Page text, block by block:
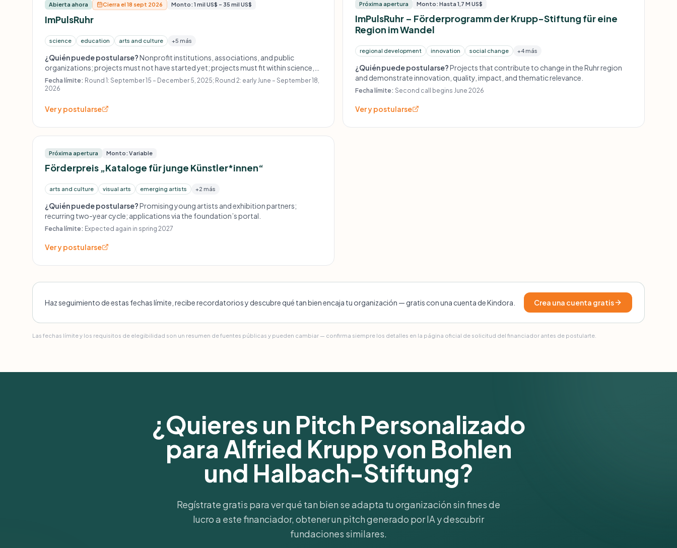
Abierta ahora Cierra el 18 sept 2026 Monto: 1 mil US$ – 35 mil US$
ImPulsRuhr
science education arts and culture +5 más
¿Quién puede postularse?Nonprofit institutions, associations, and public
organizations; projects must not have started yet; projects must fit within science,
education, arts and culture, health, or sports; institutions new to the foundation are
encouraged; joint projects by two or more institutions are allowed.
Fecha límite: Round 1: September 15 – December 5, 2025; Round 2: early June – September 18,
2026
Ver y postularse
Próxima apertura Monto: Hasta 1,7 M US$
ImPulsRuhr – Förderprogramm der Krupp-Stiftung für eine
Region im Wandel
regional development innovation social change +4 más
¿Quién puede postularse?Projects that contribute to change in the Ruhr region
and demonstrate innovation, quality, impact, and thematic relevance.
Fecha límite: Second call begins June 2026
Ver y postularse
Próxima apertura Monto: Variable
Förderpreis „Kataloge für junge Künstler*innen“
arts and culture visual arts emerging artists +2 más
¿Quién puede postularse?Promising young artists and exhibition partners;
recurring two-year cycle; applications via the foundation’s portal.
Fecha límite: Expected again in spring 2027
Ver y postularse
Haz seguimiento de estas fechas límite, recibe recordatorios y descubre qué tan bien encaja tu organización — gratis con una cuenta de Kindora. Crea una cuenta gratis
Las fechas límite y los requisitos de elegibilidad son un resumen de fuentes públicas y pueden cambiar — confirma siempre los detalles en la página oficial de solicitud del financiador antes de postularte.
¿Quieres un Pitch Personalizado
para Alfried Krupp von Bohlen
und Halbach-Stiftung?
Regístrate gratis para ver qué tan bien se adapta tu organización sin fines de
lucro a este financiador, obtener un pitch generado por IA y descubrir
fundaciones similares.